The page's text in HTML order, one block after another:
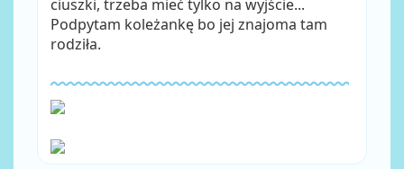
ciuszki, trzeba mieć tylko na wyjście...
Podpytam koleżankę bo jej znajoma tam
rodziła.